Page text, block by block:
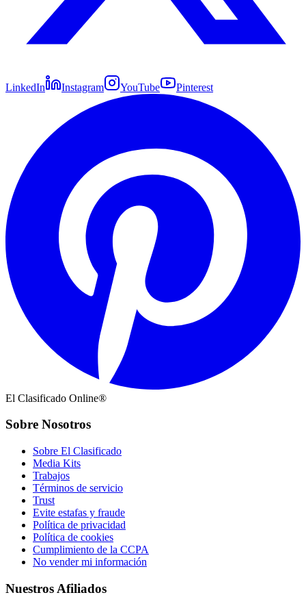
LinkedIn Instagram YouTube Pinterest
El Clasificado Online®
Sobre Nosotros
Sobre El Clasificado
Media Kits
Trabajos
Términos de servicio
Trust
Evite estafas y fraude
Política de privacidad
Política de cookies
Cumplimiento de la CCPA
No vender mi información
Nuestros Afiliados